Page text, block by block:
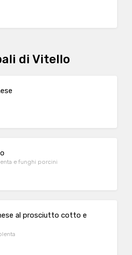
di Vitello
e funghi porcini
al prosciutto cotto e